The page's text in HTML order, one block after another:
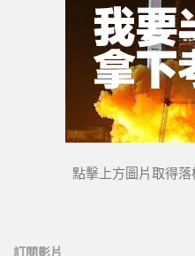
點擊上方圖片取得落
訂閱影片